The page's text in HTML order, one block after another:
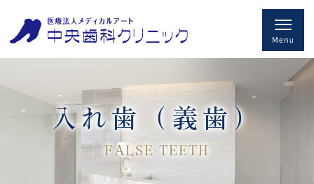
入れ歯（義歯）
FALSE TEETH